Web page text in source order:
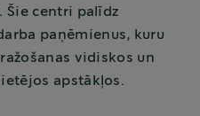
Šie centri palīdz
paņēmienus, kuru
vidiskos un
apstākļos.